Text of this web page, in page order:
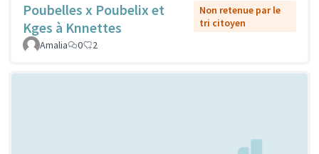
Poubelles x Poubelix et
Kges à Knnettes
Non retenue par le
tri citoyen
Amalia
0 2